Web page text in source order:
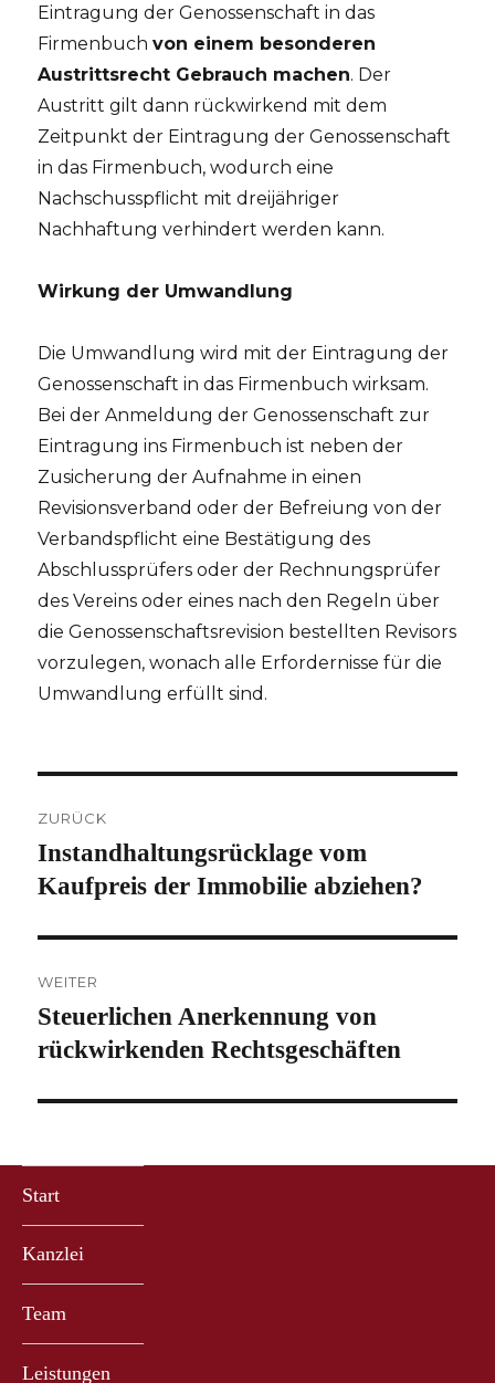
Eintragung der Genossenschaft in das
Firmenbuchvon einem besonderen
Austrittsrecht Gebrauch machen. Der
Austritt gilt dann rückwirkend mit dem
Zeitpunkt der Eintragung der Genossenschaft
in das Firmenbuch, wodurch eine
Nachschusspflicht mit dreijähriger
Nachhaftung verhindert werden kann.
Wirkung der Umwandlung
Die Umwandlung wird mit der Eintragung der
Genossenschaft in das Firmenbuch wirksam.
Bei der Anmeldung der Genossenschaft zur
Eintragung ins Firmenbuch ist neben der
Zusicherung der Aufnahme in einen
Revisionsverband oder der Befreiung von der
Verbandspflicht eine Bestätigung des
Abschlussprüfers oder der Rechnungsprüfer
des Vereins oder eines nach den Regeln über
die Genossenschaftsrevision bestellten Revisors
vorzulegen, wonach alle Erfordernisse für die
Umwandlung erfüllt sind.
ZURÜCK
Vorheriger
Beitrag:
Instandhaltungsrücklage vom
Kaufpreis der Immobilie abziehen?
WEITER
Nächster
Beitrag:
Steuerlichen Anerkennung von
rückwirkenden Rechtsgeschäften
Start
Kanzlei
Team
Leistungen